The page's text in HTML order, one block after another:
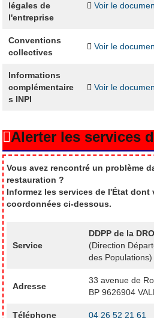
légales de
l'entreprise
Voir le
Conventions
collectives
Voir le
Informations
complémentaire
s INPI
Voir le
Alerter les services
Vous avez rencontré un problème
restauration ?
Informez les services de l'État dont
coordonnées ci-dessous.
Service
DDPP de la
(Direction
des Populations)
Adresse
33 avenue de
BP 9626904
Téléphone 04 26 52 21 61